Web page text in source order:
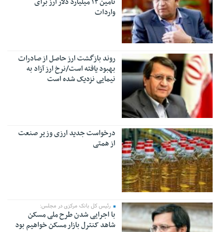
واردات
روند بازگشت ارز حاصل از صادرات
بهبود یافته است/نرخ ارز آزاد به
نیمایی نزدیک شده است
درخواست جدید ارزی وزیر صنعت
از همتی
رئیس کل بانک مرکزی در مجلس:
با اجرایی شدن طرح ملی مسکن
شاهد کنترل بازار مسکن خواهیم بود